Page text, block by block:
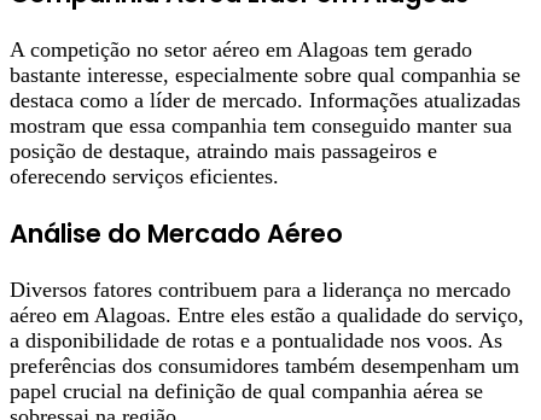
A competição no setor aéreo em Alagoas tem gerado
bastante interesse, especialmente sobre qual companhia se
destaca como a líder de mercado. Informações atualizadas
mostram que essa companhia tem conseguido manter sua
posição de destaque, atraindo mais passageiros e
oferecendo serviços eficientes.
Análise do Mercado Aéreo
Diversos fatores contribuem para a liderança no mercado
aéreo em Alagoas. Entre eles estão a qualidade do serviço,
a disponibilidade de rotas e a pontualidade nos voos. As
preferências dos consumidores também desempenham um
papel crucial na definição de qual companhia aérea se